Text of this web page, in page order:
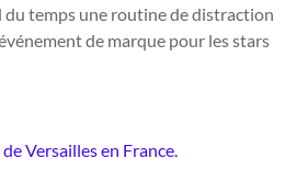
du temps une routine de distraction
de marque pour les stars
Versailles en France.